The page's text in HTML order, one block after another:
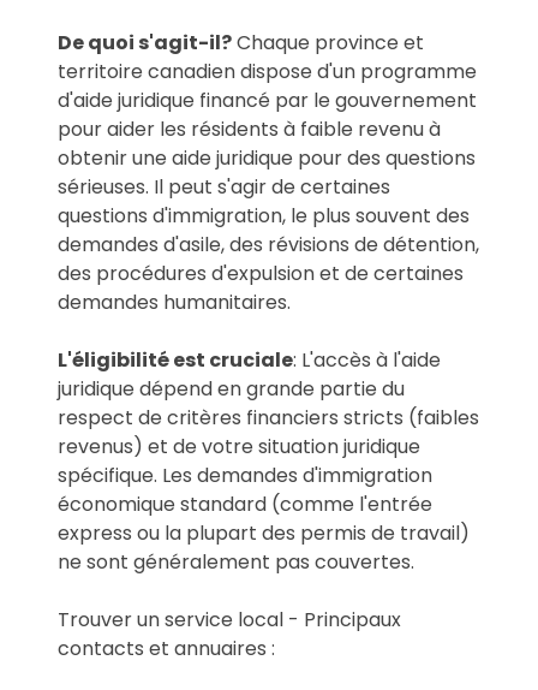
De quoi s'agit-il?Chaque province et
territoire canadien dispose d'un programme
d'aide juridique financé par le gouvernement
pour aider les résidents à faible revenu à
obtenir une aide juridique pour des questions
sérieuses. Il peut s'agir de certaines
questions d'immigration, le plus souvent des
demandes d'asile, des révisions de détention,
des procédures d'expulsion et de certaines
demandes humanitaires.
L'éligibilité est cruciale: L'accès à l'aide
juridique dépend en grande partie du
respect de critères financiers stricts (faibles
revenus) et de votre situation juridique
spécifique. Les demandes d'immigration
économique standard (comme l'entrée
express ou la plupart des permis de travail)
ne sont généralement pas couvertes.
Trouver un service local - Principaux
contacts et annuaires :